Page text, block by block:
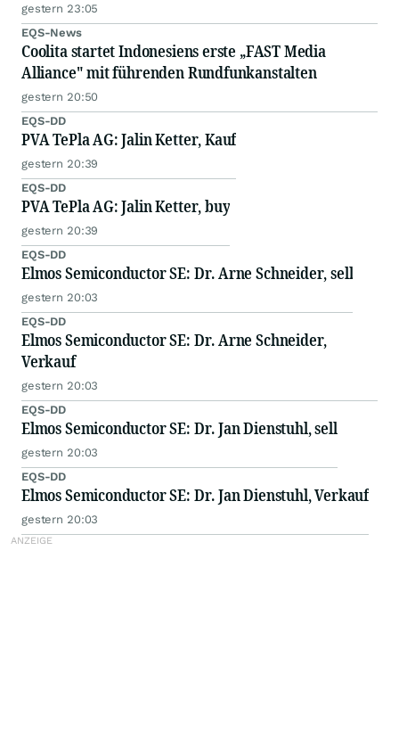
gestern 23:05
EQS-News
Coolita startet Indonesiens erste „FAST Media
Alliance" mit führenden Rundfunkanstalten
gestern 20:50
EQS-DD
PVA TePla AG: Jalin Ketter, Kauf
gestern 20:39
EQS-DD
PVA TePla AG: Jalin Ketter, buy
gestern 20:39
EQS-DD
Elmos Semiconductor SE: Dr. Arne Schneider, sell
gestern 20:03
EQS-DD
Elmos Semiconductor SE: Dr. Arne Schneider,
Verkauf
gestern 20:03
EQS-DD
Elmos Semiconductor SE: Dr. Jan Dienstuhl, sell
gestern 20:03
EQS-DD
Elmos Semiconductor SE: Dr. Jan Dienstuhl, Verkauf
gestern 20:03